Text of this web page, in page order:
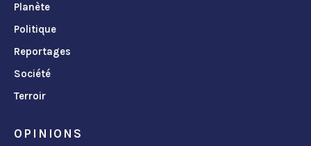
Planète
Politique
Reportages
Société
Terroir
OPINIONS